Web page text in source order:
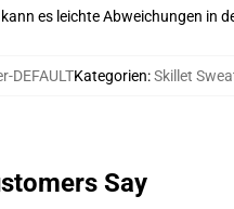
es leichte Abweichungen in
DEFAULTKategorien:Skillet
Say